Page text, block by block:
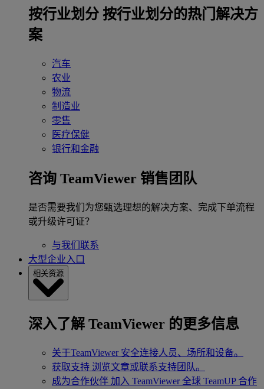
‌按行业划分 按行业划分的热门解决方
案
汽车
农业
物流
制造业
零售
医疗保健
银行和金融
咨询 TeamViewer 销售团队
是否需要我们为您甄选理想的解决方案、完成下单流程
或升级许可证？
与我们联系
大型企业入口
相关资源
深入了解 TeamViewer 的更多信息
关于TeamViewer 安全连接人员、场所和设备。
获取支持 浏览文章或联系支持团队。
成为合作伙伴 加入 TeamViewer 全球 TeamUP 合作